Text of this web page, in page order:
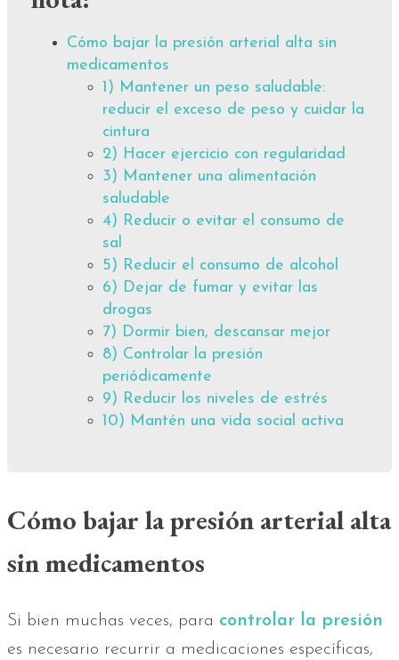
Cómo bajar la presión arterial alta sin
medicamentos
1) Mantener un peso saludable:
reducir el exceso de peso y cuidar la
cintura
2) Hacer ejercicio con regularidad
3) Mantener una alimentación
saludable
4) Reducir o evitar el consumo de
sal
5) Reducir el consumo de alcohol
6) Dejar de fumar y evitar las
drogas
7) Dormir bien, descansar mejor
8) Controlar la presión
periódicamente
9) Reducir los niveles de estrés
10) Mantén una vida social activa
Cómo bajar la presión arterial alta
sin medicamentos
Si bien muchas veces, para controlar la presión
es necesario recurrir a medicaciones específicas,